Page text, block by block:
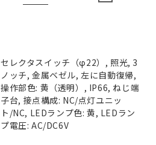
セレクタスイッチ（φ22）, 照光, 3
ノッチ, 金属ベゼル, 左に自動復帰,
操作部色: 黄（透明）, IP66, ねじ端
子台, 接点構成: NC/点灯ユニッ
ト/NC, LEDランプ色: 黄, LEDラン
プ電圧: AC/DC6V